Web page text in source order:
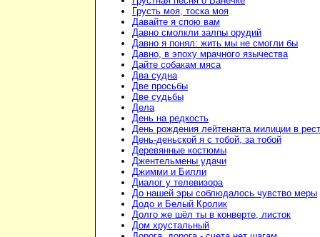
Грусть моя, тоска моя
Давайте я спою вам
Давно смолкли залпы орудий
Давно я понял: жить мы не смогли бы
Давно, в эпоху мрачного язычества
Дайте собакам мяса
Два судна
Две просьбы
Две судьбы
Дела
День на редкость
День рождения лейтенанта милиции в
День-деньской я с тобой, за тобой
Деревянные костюмы
Джентельмены удачи
Джимми и Билли
Диалог у телевизора
До нашей эры соблюдалось чувство меры
Додо и Белый Кролик
Долго же шёл ты в конверте, листок
Дом хрустальный